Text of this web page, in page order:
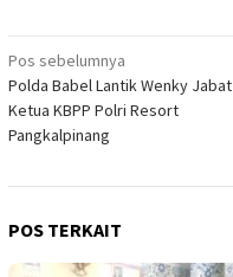
Navigasi
pos
Pos sebelumnya
Polda Babel Lantik Wenky Jabat
Ketua KBPP Polri Resort
Pangkalpinang
POS TERKAIT